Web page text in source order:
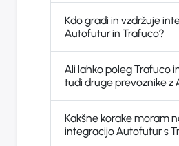
Kdo gradi in vzdržuje
Autofutur in Trafuco?
Ali lahko poleg Trafuco
tudi druge prevoznike z
Kakšne korake moram
integracijo Autofutur s